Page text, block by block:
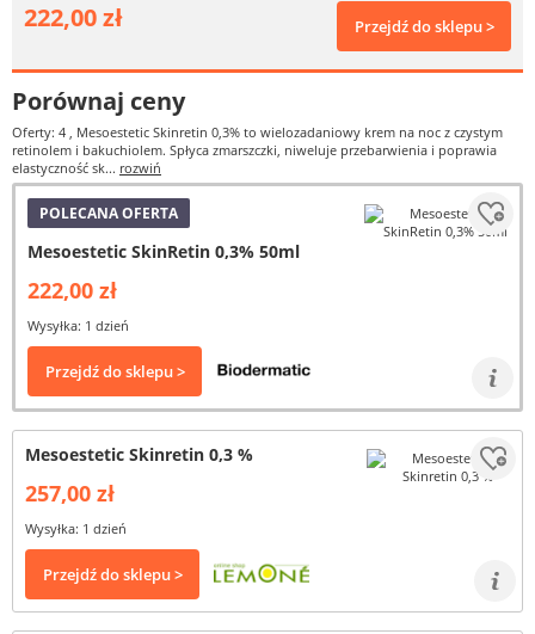
222,00 zł Przejdź do sklepu >
Porównaj ceny
Oferty: 4 , Mesoestetic Skinretin 0,3% to wielozadaniowy krem na noc z czystym
retinolem i bakuchiolem. Spłyca zmarszczki, niweluje przebarwienia i poprawia
elastyczność sk... rozwiń
POLECANA OFERTA
Mesoestetic SkinRetin 0,3% 50ml
222,00 zł
Wysyłka: 1 dzień
Przejdź do sklepu >
Mesoestetic Skinretin 0,3 %
257,00 zł
Wysyłka: 1 dzień
Przejdź do sklepu >